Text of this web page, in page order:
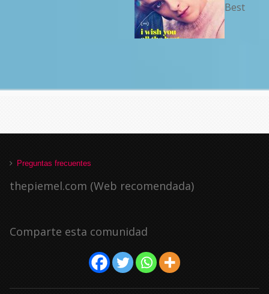
Best
Preguntas frecuentes
thepiemel.com (Web recomendada)
Comparte esta comunidad